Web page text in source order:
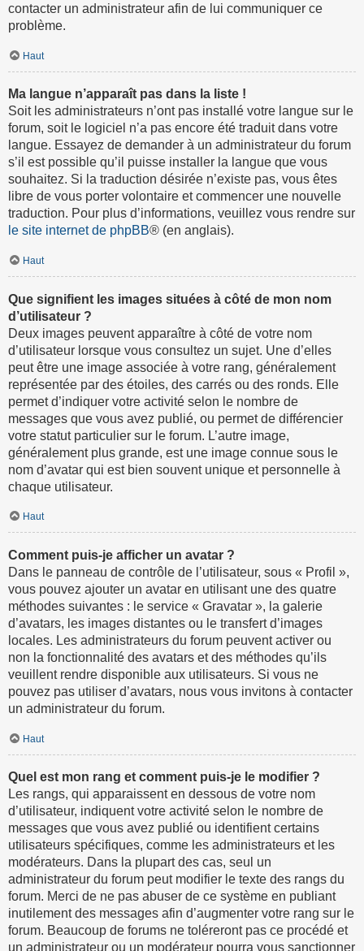
contacter un administrateur afin de lui communiquer ce
problème.
Haut
Ma langue n’apparaît pas dans la liste !
Soit les administrateurs n’ont pas installé votre langue sur le
forum, soit le logiciel n’a pas encore été traduit dans votre
langue. Essayez de demander à un administrateur du forum
s’il est possible qu’il puisse installer la langue que vous
souhaitez. Si la traduction désirée n’existe pas, vous êtes
libre de vous porter volontaire et commencer une nouvelle
traduction. Pour plus d’informations, veuillez vous rendre sur
le site internet de phpBB® (en anglais).
Haut
Que signifient les images situées à côté de mon nom
d’utilisateur ?
Deux images peuvent apparaître à côté de votre nom
d’utilisateur lorsque vous consultez un sujet. Une d’elles
peut être une image associée à votre rang, généralement
représentée par des étoiles, des carrés ou des ronds. Elle
permet d’indiquer votre activité selon le nombre de
messages que vous avez publié, ou permet de différencier
votre statut particulier sur le forum. L’autre image,
généralement plus grande, est une image connue sous le
nom d’avatar qui est bien souvent unique et personnelle à
chaque utilisateur.
Haut
Comment puis-je afficher un avatar ?
Dans le panneau de contrôle de l’utilisateur, sous « Profil »,
vous pouvez ajouter un avatar en utilisant une des quatre
méthodes suivantes : le service « Gravatar », la galerie
d’avatars, les images distantes ou le transfert d’images
locales. Les administrateurs du forum peuvent activer ou
non la fonctionnalité des avatars et des méthodes qu’ils
veuillent rendre disponible aux utilisateurs. Si vous ne
pouvez pas utiliser d’avatars, nous vous invitons à contacter
un administrateur du forum.
Haut
Quel est mon rang et comment puis-je le modifier ?
Les rangs, qui apparaissent en dessous de votre nom
d’utilisateur, indiquent votre activité selon le nombre de
messages que vous avez publié ou identifient certains
utilisateurs spécifiques, comme les administrateurs et les
modérateurs. Dans la plupart des cas, seul un
administrateur du forum peut modifier le texte des rangs du
forum. Merci de ne pas abuser de ce système en publiant
inutilement des messages afin d’augmenter votre rang sur le
forum. Beaucoup de forums ne toléreront pas ce procédé et
un administrateur ou un modérateur pourra vous sanctionner